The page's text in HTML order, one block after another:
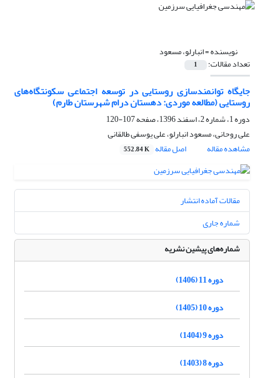
نویسنده =انبارلو، مسعود
تعداد مقالات: 1
جایگاه توانمند‌سازی روستایی در توسعه اجتماعی سکونتگاه‌های
روستایی (مطالعه موردی: دهستان درام شهرستان طارم)
دوره 1، شماره 2، اسفند 1396، صفحه
107-120
علی روحانی، مسعود انبارلو، علی یوسفی طالقانی
مشاهده مقاله
اصل مقاله 552.84 K
مقالات آماده انتشار
شماره جاری
شماره‌های پیشین نشریه
دوره 11 (1406)
دوره 10 (1405)
دوره 9 (1404)
دوره 8 (1403)